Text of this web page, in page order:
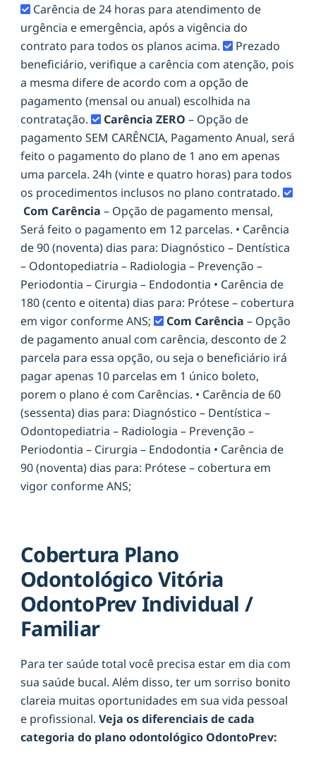
Carência de 24 horas para atendimento de
urgência e emergência, após a vigência do
contrato para todos os planos acima.
Prezado
beneficiário, verifique a carência com atenção, pois
a mesma difere de acordo com a opção de
pagamento (mensal ou anual) escolhida na
contratação.
Carência ZERO – Opção de
pagamento SEM CARÊNCIA, Pagamento Anual, será
feito o pagamento do plano de 1 ano em apenas
uma parcela. 24h (vinte e quatro horas) para todos
os procedimentos inclusos no plano contratado.
Com Carência – Opção de pagamento mensal,
Será feito o pagamento em 12 parcelas. • Carência
de 90 (noventa) dias para: Diagnóstico – Dentística
– Odontopediatria – Radiologia – Prevenção –
Periodontia – Cirurgia – Endodontia • Carência de
180 (cento e oitenta) dias para: Prótese – cobertura
em vigor conforme ANS;
Com Carência – Opção
de pagamento anual com carência, desconto de 2
parcela para essa opção, ou seja o beneficiário irá
pagar apenas 10 parcelas em 1 único boleto,
porem o plano é com Carências. • Carência de 60
(sessenta) dias para: Diagnóstico – Dentística –
Odontopediatria – Radiologia – Prevenção –
Periodontia – Cirurgia – Endodontia • Carência de
90 (noventa) dias para: Prótese – cobertura em
vigor conforme ANS;
Cobertura Plano
Odontológico Vitória
OdontoPrev Individual /
Familiar
Para ter saúde total você precisa estar em dia com
sua saúde bucal. Além disso, ter um sorriso bonito
clareia muitas oportunidades em sua vida pessoal
e profissional. Veja os diferenciais de cada
categoria do plano odontológico OdontoPrev: